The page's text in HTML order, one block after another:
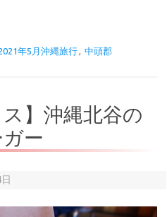
年5月沖縄旅行, 中頭郡
】沖縄北谷の
ー